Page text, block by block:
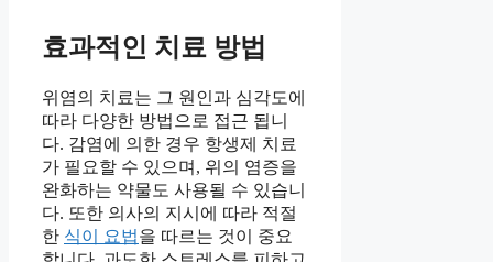
효과적인 치료 방법
위염의 치료는 그 원인과 심각도에
따라 다양한 방법으로 접근 됩니
다. 감염에 의한 경우 항생제 치료
가 필요할 수 있으며, 위의 염증을
완화하는 약물도 사용될 수 있습니
다. 또한 의사의 지시에 따라 적절
한 식이 요법을 따르는 것이 중요